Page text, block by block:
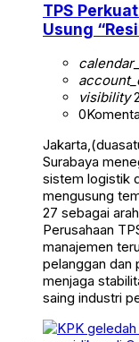
TPS
Usung
visibility
0
Surabaya
sistem logistik
mengusung
27 sebagai
Perusahaan
manajemen
pelanggan dan
menjaga
saing industri